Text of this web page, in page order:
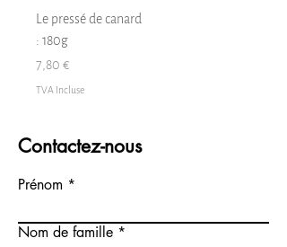
Le pressé de canard
: 180g
Prix
7,80 €
TVA Incluse
Contactez-nous
Prénom
Nom de famille